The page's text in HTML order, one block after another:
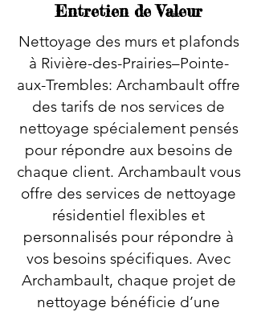
Entretien de Valeur
Nettoyage des murs et plafonds
à Rivière-des-Prairies–Pointe-
aux-Trembles: Archambault offre
des tarifs de nos services de
nettoyage spécialement pensés
pour répondre aux besoins de
chaque client. Archambault vous
offre des services de nettoyage
résidentiel flexibles et
personnalisés pour répondre à
vos besoins spécifiques. Avec
Archambault, chaque projet de
nettoyage bénéficie d’une